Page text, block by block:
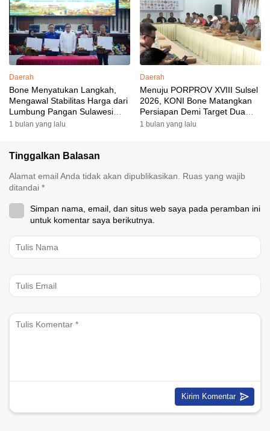
Akomodasi Rampung
Daerah
Bone Menyatukan Langkah,
Mengawal Stabilitas Harga dari
Lumbung Pangan Sulawesi
Selatan
1 bulan yang lalu
Daerah
Menuju PORPROV XVIII Sulsel
2026, KONI Bone Matangkan
Persiapan Demi Target Dua
Besar
1 bulan yang lalu
Tinggalkan Balasan
Alamat email Anda tidak akan dipublikasikan.
Ruas yang wajib
ditandai *
Simpan nama, email, dan situs web saya pada peramban ini
untuk komentar saya berikutnya.